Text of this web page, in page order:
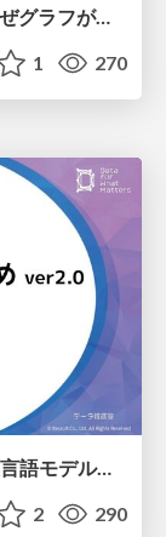
AIエージェントの知識表現と推論に なぜグラフが使われるのか - 記号的AIの復権とニューラルAIとの統合
1 270
つくって納得、つかって実感！ 大規模言語モデルことはじめ ver2.0
2 290